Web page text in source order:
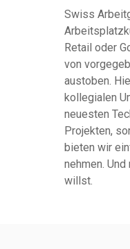
Swiss
Retail oder
von
austoben.
kollegialen
neuesten
Projekten,
bieten wir
nehmen.
willst.